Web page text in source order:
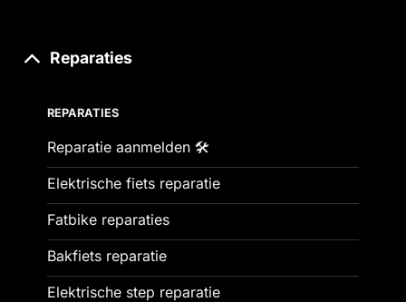
Reparaties
REPARATIES
Reparatie aanmelden 🛠️
Elektrische fiets reparatie
Fatbike reparaties
Bakfiets reparatie
Elektrische step reparatie